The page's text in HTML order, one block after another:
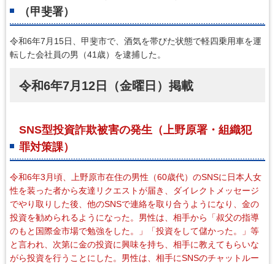
（甲斐署）
令和6年7月15日、甲斐市で、酒気を帯びた状態で軽四乗用車を運
転した会社員の男（41歳）を逮捕した。
令和6年7月12日（金曜日）掲載
SNS型投資詐欺被害の発生（上野原署・組織犯
罪対策課）
令和6年3月頃、上野原市在住の男性（60歳代）のSNSに日本人女
性を装った者から友達リクエストが届き、ダイレクトメッセージ
でやり取りした後、他のSNSで連絡を取り合うようになり、金の
投資を勧められるようになった。男性は、相手から「叔父の指導
のもと国際金市場で勉強をした。」「投資をして儲かった。」等
と言われ、次第に金の投資に興味を持ち、相手に教えてもらいな
がら投資を行うことにした。男性は、相手にSNSのチャットルー